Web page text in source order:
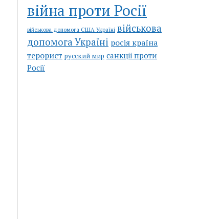
війна проти Росії
військова допомога США Україні військова
допомога Україні росія країна
терорист русский мир санкціі проти
Росії